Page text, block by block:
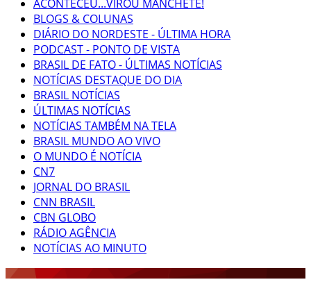
ACONTECEU...VIROU MANCHETE!
BLOGS & COLUNAS
DIÁRIO DO NORDESTE - ÚLTIMA HORA
PODCAST - PONTO DE VISTA
BRASIL DE FATO - ÚLTIMAS NOTÍCIAS
NOTÍCIAS DESTAQUE DO DIA
BRASIL NOTÍCIAS
ÚLTIMAS NOTÍCIAS
NOTÍCIAS TAMBÉM NA TELA
BRASIL MUNDO AO VIVO
O MUNDO É NOTÍCIA
CN7
JORNAL DO BRASIL
CNN BRASIL
CBN GLOBO
RÁDIO AGÊNCIA
NOTÍCIAS AO MINUTO